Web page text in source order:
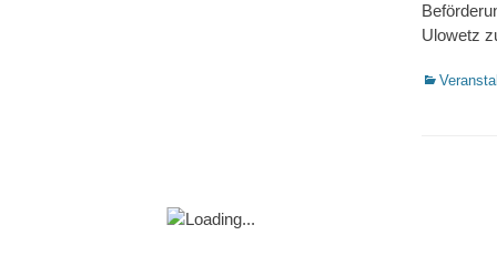
Ulowetz
Kategorien